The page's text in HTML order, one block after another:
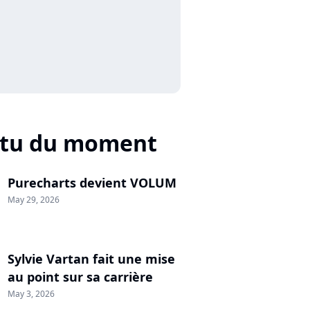
du moment
Purecharts devient VOLUM
May 29, 2026
Sylvie Vartan fait une mise
au point sur sa carrière
May 3, 2026